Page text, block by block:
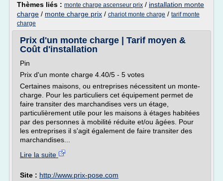
Thèmes liés : monte charge ascenseur prix / installation monte
charge / monte charge prix / chariot monte charge / tarif monte
charge
Prix d'un monte charge | Tarif moyen &
Coût d'installation
Pin
Prix d'un monte charge 4.40/5 - 5 votes
Certaines maisons, ou entreprises nécessitent un monte-
charge. Pour les particuliers cet équipement permet de
faire transiter des marchandises vers un étage,
particulièrement utile pour les maisons à étages habitées
par des personnes à mobilité réduite et/ou âgées. Pour
les entreprises il s'agit également de faire transiter des
marchandises...
Lire la suite
Site : http://www.prix-pose.com